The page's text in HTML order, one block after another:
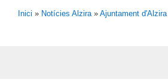
Inici » Notícies Alzira » Ajuntament d'Alzira